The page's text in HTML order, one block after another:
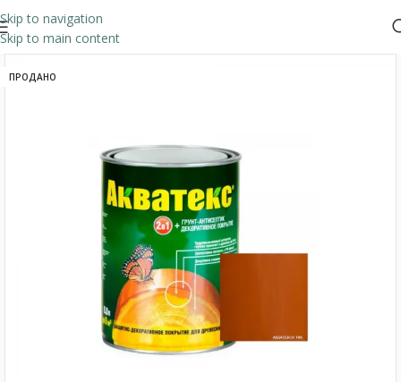
Skip to navigation
Skip to main content
ПРОДАНО